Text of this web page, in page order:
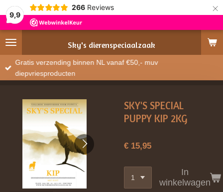
9,9
266 Reviews ×
Sky's dierenspeciaalzaak
Gratis verzending binnen NL vanaf €50,- muv
diepvriesproducten
SKY'S SPECIAL
PUPPY KIP 2KG
€ 15,95
In
winkelwagen